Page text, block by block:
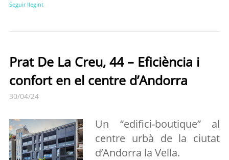
Seguir llegint
Prat De La Creu, 44 – Eficiència i
confort en el centre d’Andorra
30/04/24
Un “edifici-boutique” al
centre urbà de la ciutat
d’Andorra la Vella.